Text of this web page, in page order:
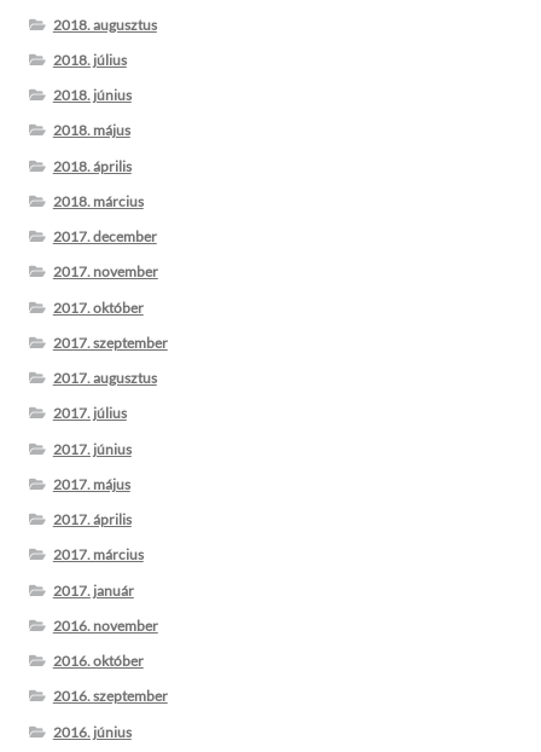
2018. augusztus
2018. július
2018. június
2018. május
2018. április
2018. március
2017. december
2017. november
2017. október
2017. szeptember
2017. augusztus
2017. július
2017. június
2017. május
2017. április
2017. március
2017. január
2016. november
2016. október
2016. szeptember
2016. június